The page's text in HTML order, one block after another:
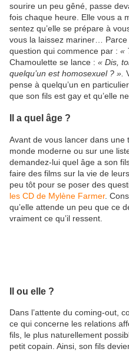
sourire un peu gêné, passe
fois chaque heure. Elle vous a
sentez qu’elle se prépare à
vous la laissez mariner…
question qui commence par : «
Chamoulette se lance : « Dis,
quelqu’un est homosexuel ? ».
pense à quelqu’un en
que son fils est gay et qu’elle
Il a quel âge ?
Avant de vous lancer dans une
monde moderne ou sur une
demandez-lui quel âge a son
faire des films sur la vie de
peu tôt pour se poser des
les CD de Mylène Farmer.
qu’elle attende un peu que ce
vraiment ce qu’il ressent.
Il ou elle ?
Dans l’attente du coming-out,
ce qui concerne les relations
fils, le plus naturellement
petit copain. Ainsi, son fils